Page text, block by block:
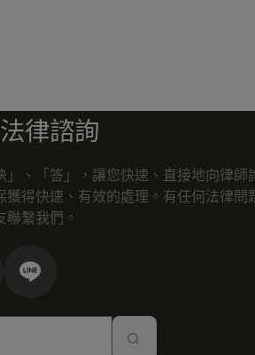
律諮詢
」、「答」，讓您快速、直接地向律師
獲得快速、有效的處理。有任何法律問
聯繫我們。